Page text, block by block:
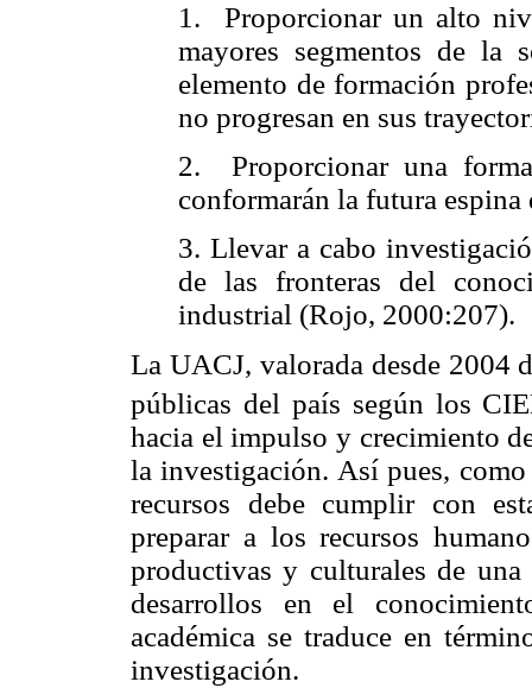
1. Proporcionar un alto
mayores segmentos de la
elemento de formación
no progresan en sus
2. Proporcionar una
conformarán la futura
3. Llevar a cabo
de las fronteras del
industrial (Rojo, 2000:207).
La UACJ, valorada desde 2004
públicas del país según los
hacia el impulso y crecimiento
la investigación. Así pues,
recursos debe cumplir con
preparar a los recursos
productivas y culturales de
desarrollos en el
académica se traduce en
investigación.